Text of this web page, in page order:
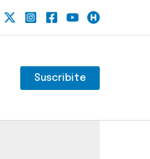
Suscribite